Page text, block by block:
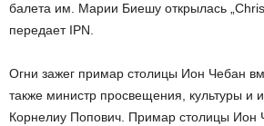
балета им. Марии Биешу открылась
передает IPN.
Огни зажег примар столицы Ион Чебан
также министр просвещения, культуры и
Корнелиу Попович. Примар столицы Ион